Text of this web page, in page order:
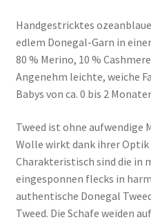
Handgestricktes
edlem Donegal-Garn in
80 % Merino, 10 %
Angenehm leichte, weiche
Babys von ca. 0 bis 2
Tweed ist ohne aufwendige
Wolle wirkt dank ihrer Optik
Charakteristisch sind die in
eingesponnen flecks in
authentische Donegal
Tweed. Die Schafe weiden